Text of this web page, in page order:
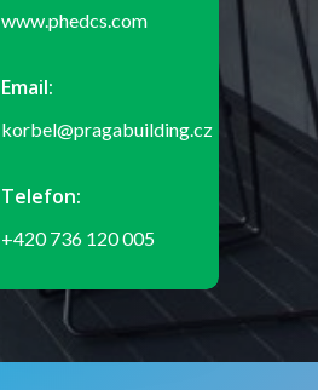
www.phedcs.com
Email:
korbel@pragabuilding.cz
Telefon:
+420 736 120 005